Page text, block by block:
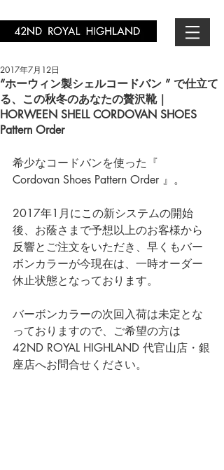
“ホーウィン製シェルコードバン ” で仕立て
る、この秋冬のあなたの贅沢靴｜
HORWEEN SHELL CORDOVAN SHOES
Pattern Order
2017年7月12日
希少なコードバンを使った『
Cordovan Shoes Pattern Order 』。
2017年1月にこの新システムの開始
後、お蔭さまで予想以上のお客様から
反響とご注文をいただき、早くもバー
ボンカラーが今現在は、一時オーダー
休止状態となっております。
バーボンカラーの次回入荷は未定とな
っておりますので、ご希望の方は
42ND ROYAL HIGHLAND 代官山店・銀
座店へお問合せください。